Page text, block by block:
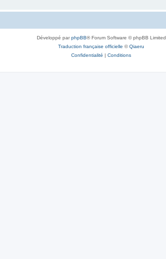
Développé parphpBB® Forum Software © phpBB Limited
Traduction française officielle ©Qiaeru
Confidentialité | Conditions